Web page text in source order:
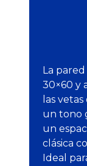
La
30×60 y
las
un tono
un
clásica
Ideal